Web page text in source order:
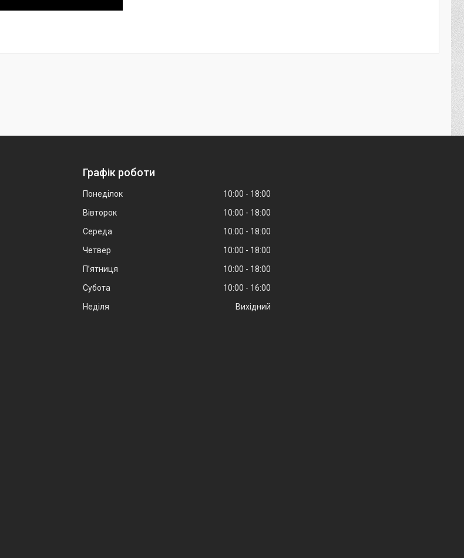
Графік роботи
Понеділок 10:00
18:00
Вівторок
10:00
18:00
Середа
10:00
18:00
Четвер
10:00
18:00
Пʼятниця
10:00
18:00
Субота
10:00
16:00
Неділя
Вихідний